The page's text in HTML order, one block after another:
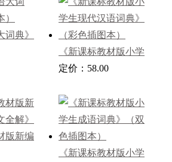
词典》
《新课标教材版小学
生现代汉语词典》
定价：58.00
版新编
》
《新课标教材版小学